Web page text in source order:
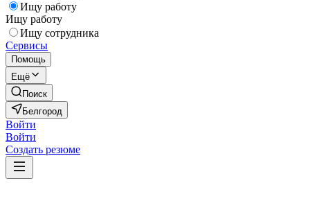
Ищу работу
Ищу работу
Ищу сотрудника
Сервисы
Помощь
Ещё
Поиск
Белгород
Войти
Войти
Создать резюме